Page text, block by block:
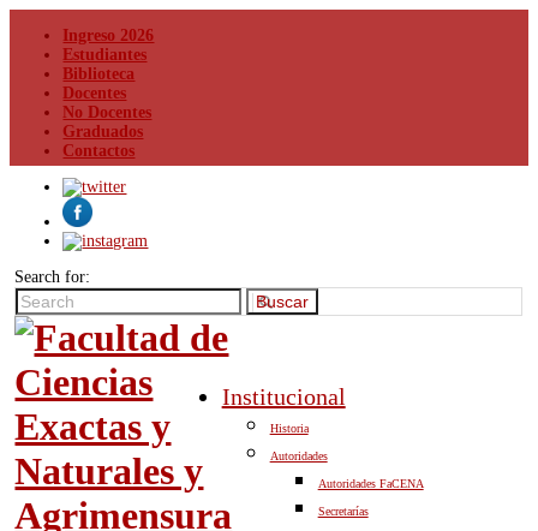
Ingreso 2026
Estudiantes
Biblioteca
Docentes
No Docentes
Graduados
Contactos
Search for:
Buscar
Institucional
Historia
Autoridades
Autoridades FaCENA
Secretarías